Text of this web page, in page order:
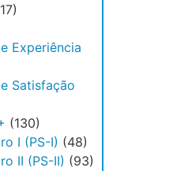
Experiência
Satisfação
(130)
I (PS-I) (48)
II (PS-II) (93)